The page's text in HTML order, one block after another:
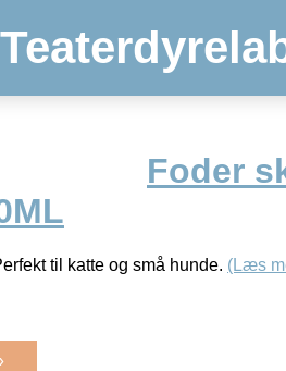
Foder
til katte og små hunde. (Læs